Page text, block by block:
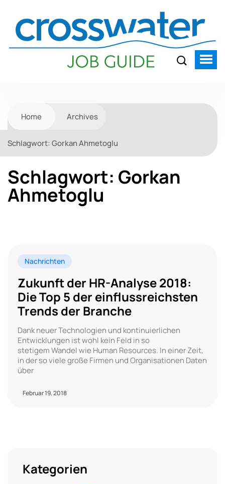
Home Archives
Schlagwort: Gorkan Ahmetoglu
Schlagwort: Gorkan
Ahmetoglu
Nachrichten
Zukunft der HR-Analyse 2018:
Die Top 5 der einflussreichsten
Trends der Branche
Dank neuer Technologien und kontinuierlichen
Entwicklungen ist wohl kein Feld in so
stetigem Wandel wie Human Resources. In einer Zeit,
in der so viele große Firmen und Organisationen Daten
über
Februar 19, 2018
Kategorien